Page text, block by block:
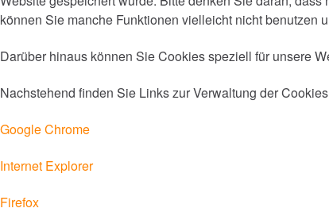
können Sie manche Funktionen vielleicht nicht benutzen
Darüber hinaus können Sie Cookies speziell für unsere
Nachstehend finden Sie Links zur Verwaltung der
Google Chrome
Internet Explorer
Firefox